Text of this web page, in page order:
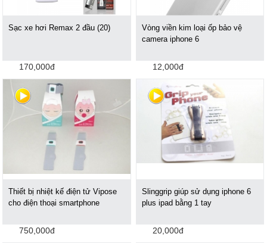
Sạc xe hơi Remax 2 đầu (20)
170,000đ
Vòng viền kim loại ốp bảo vệ
camera iphone 6
12,000đ
Thiết bị nhiệt kế điện tử Vipose
cho điện thoại smartphone
750,000đ
Slinggrip giúp sử dụng iphone 6
plus ipad bằng 1 tay
20,000đ